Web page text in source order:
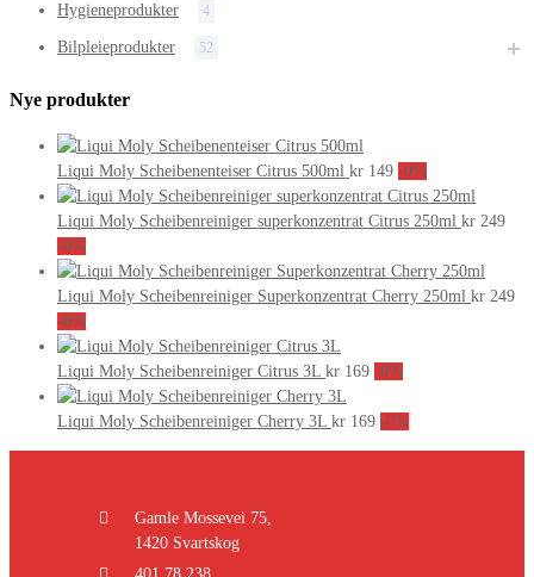
Hygieneprodukter 4
Bilpleieprodukter 52
Nye produkter
Liqui Moly Scheibenenteiser Citrus 500ml kr 149 -0%
Liqui Moly Scheibenreiniger superkonzentrat Citrus 250ml kr 249
-0%
Liqui Moly Scheibenreiniger Superkonzentrat Cherry 250ml kr 249
-0%
Liqui Moly Scheibenreiniger Citrus 3L kr 169 -0%
Liqui Moly Scheibenreiniger Cherry 3L kr 169 -0%
Gamle Mossevei 75,
1420 Svartskog